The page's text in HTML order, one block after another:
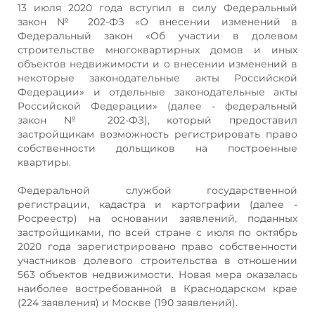
13 июля 2020 года вступил в силу Федеральный
закон № 202-ФЗ «О внесении изменений в
Федеральный закон «Об участии в долевом
строительстве многоквартирных домов и иных
объектов недвижимости и о внесении изменений в
некоторые законодательные акты Российской
Федерации» и отдельные законодательные акты
Российской Федерации» (далее - федеральный
закон № 202-ФЗ), который предоставил
застройщикам возможность регистрировать право
собственности дольщиков на построенные
квартиры.
Федеральной службой государственной
регистрации, кадастра и картографии (далее -
Росреестр) на основании заявлений, поданных
застройщиками, по всей стране с июля по октябрь
2020 года зарегистрировано право собственности
участников долевого строительства в отношении
563 объектов недвижимости. Новая мера оказалась
наиболее востребованной в Краснодарском крае
(224 заявления) и Москве (190 заявлений).